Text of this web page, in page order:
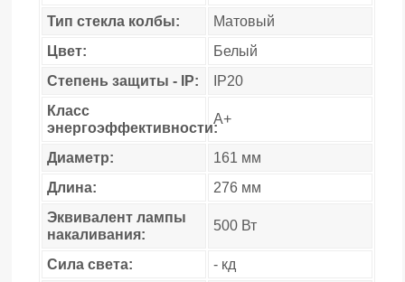
Тип стекла колбы:
Матовый
Цвет:
Белый
Степень защиты - IP:
IP20
Класс
энергоэффективности:
A+
Диаметр:
161 мм
Длина:
276 мм
Эквивалент лампы
накаливания:
500 Вт
Сила света:
- кд